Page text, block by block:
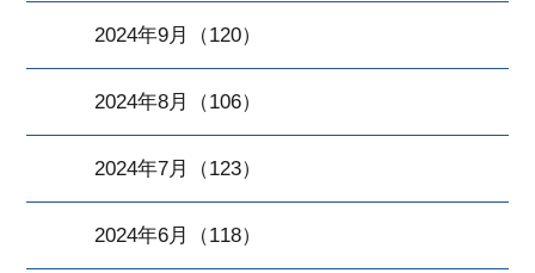
2024年9月（120）
2024年8月（106）
2024年7月（123）
2024年6月（118）